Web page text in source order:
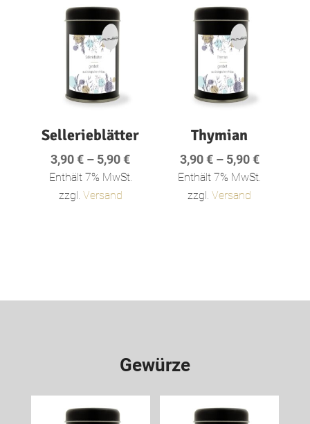
Sellerieblätter
3,90€ – 5,90€Preisspanne:
3,90 €
Enthält 7% MwSt.
zzgl. Versand
Thymian
3,90€ – 5,90€
3,90 €
Enthält 7% MwSt.
zzgl.Versand
Gewürze